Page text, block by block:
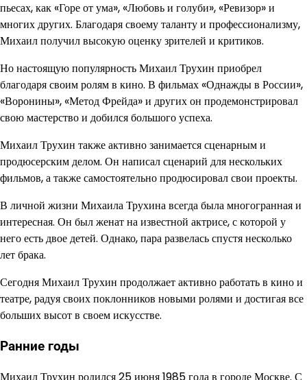
пьесах, как «Горе от ума», «Любовь и голуби», «Ревизор» и
многих других. Благодаря своему таланту и профессионализму,
Михаил получил высокую оценку зрителей и критиков.
Но настоящую популярность Михаил Трухин приобрел
благодаря своим ролям в кино. В фильмах «Однажды в России»,
«Воронины», «Метод Фрейда» и других он продемонстрировал
свою мастерство и добился большого успеха.
Михаил Трухин также активно занимается сценарным и
продюсерским делом. Он написал сценарий для нескольких
фильмов, а также самостоятельно продюсировал свои проекты.
В личной жизни Михаила Трухина всегда была многогранная и
интересная. Он был женат на известной актрисе, с которой у
него есть двое детей. Однако, пара развелась спустя несколько
лет брака.
Сегодня Михаил Трухин продолжает активно работать в кино и
театре, радуя своих поклонников новыми ролями и достигая все
больших высот в своем искусстве.
Ранние годы
Михаил Трухин родился 25 июня 1985 года в городе Москве. С